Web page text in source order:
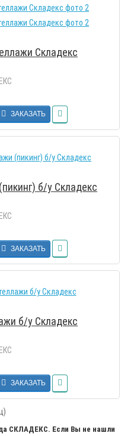
Складекс
ЗАКАЗАТЬ
б/у Складекс
ЗАКАЗАТЬ
б/у Складекс
ЗАКАЗАТЬ
СКЛАДЕКС. Если Вы не нашли